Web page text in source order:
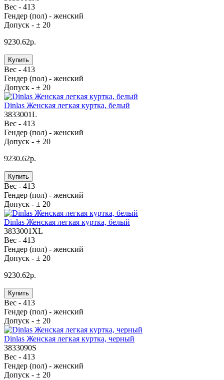
Вес - 413
Гендер (пол) - женский
Допуск - ± 20
9230.62р.
Купить
Вес - 413
Гендер (пол) - женский
Допуск - ± 20
Dinlas Женская легкая куртка, белый
3833001L
Вес - 413
Гендер (пол) - женский
Допуск - ± 20
9230.62р.
Купить
Вес - 413
Гендер (пол) - женский
Допуск - ± 20
Dinlas Женская легкая куртка, белый
3833001XL
Вес - 413
Гендер (пол) - женский
Допуск - ± 20
9230.62р.
Купить
Вес - 413
Гендер (пол) - женский
Допуск - ± 20
Dinlas Женская легкая куртка, черный
3833090S
Вес - 413
Гендер (пол) - женский
Допуск - ± 20